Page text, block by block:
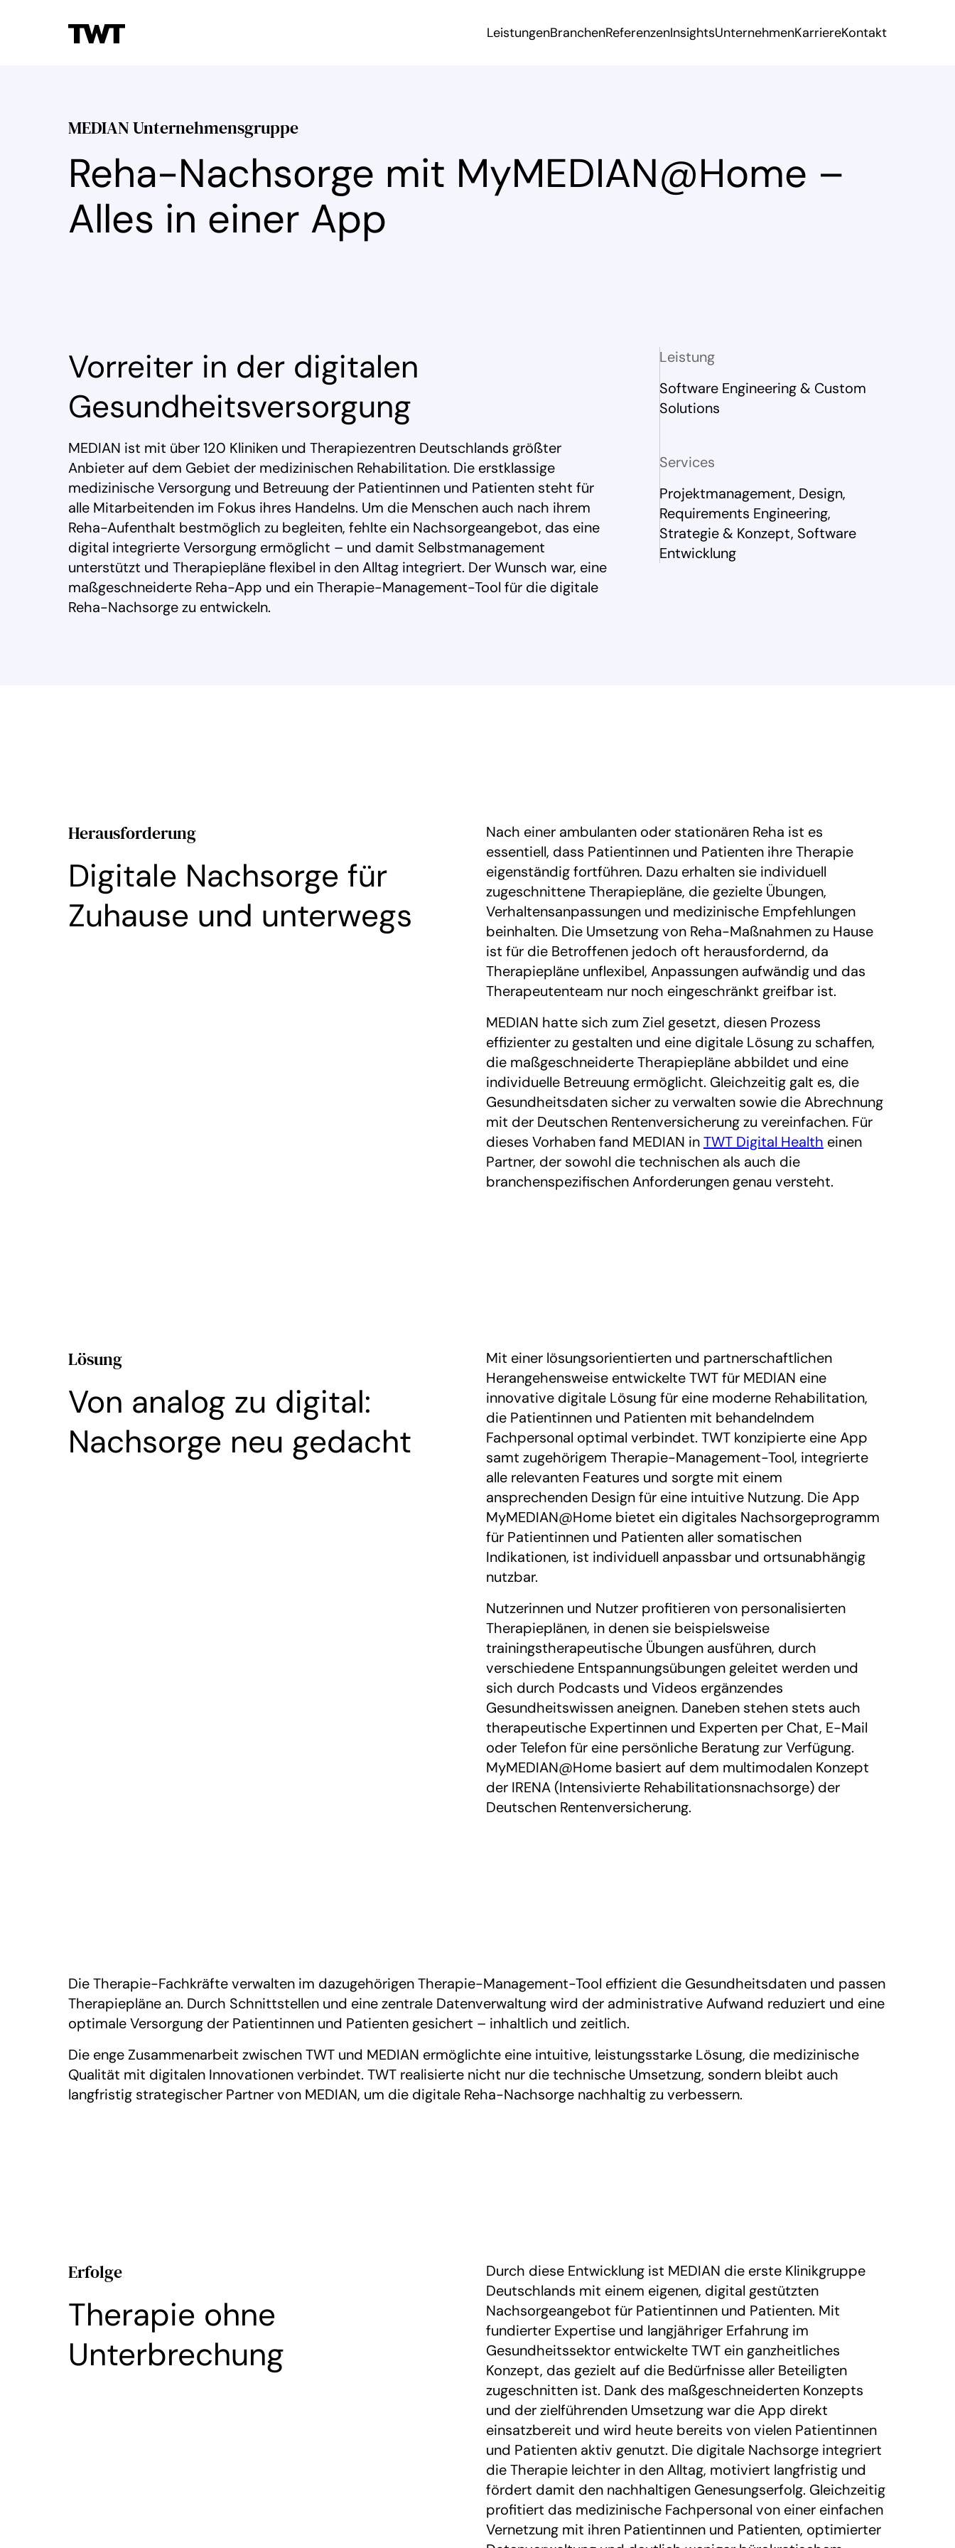
LeistungenBranchenReferenzenInsightsUnternehmenKarriereKontakt
MEDIAN Unternehmensgruppe
Reha-Nachsorge mit MyMEDIAN@Home –
Alles in einer App
Vorreiter in der digitalen
Gesundheitsversorgung
MEDIAN ist mit über 120 Kliniken und Therapiezentren Deutschlands größter
Anbieter auf dem Gebiet der medizinischen Rehabilitation. Die erstklassige
medizinische Versorgung und Betreuung der Patientinnen und Patienten steht für
alle Mitarbeitenden im Fokus ihres Handelns. Um die Menschen auch nach ihrem
Reha-Aufenthalt bestmöglich zu begleiten, fehlte ein Nachsorgeangebot, das eine
digital integrierte Versorgung ermöglicht – und damit Selbstmanagement
unterstützt und Therapiepläne flexibel in den Alltag integriert. Der Wunsch war, eine
maßgeschneiderte Reha-App und ein Therapie-Management-Tool für die digitale
Reha-Nachsorge zu entwickeln.
Leistung
Software Engineering & Custom
Solutions
Services
Projektmanagement, Design,
Requirements Engineering,
Strategie & Konzept, Software
Entwicklung
Herausforderung
Digitale Nachsorge für
Zuhause und unterwegs
Nach einer ambulanten oder stationären Reha ist es
essentiell, dass Patientinnen und Patienten ihre Therapie
eigenständig fortführen. Dazu erhalten sie individuell
zugeschnittene Therapiepläne, die gezielte Übungen,
Verhaltensanpassungen und medizinische Empfehlungen
beinhalten. Die Umsetzung von Reha-Maßnahmen zu Hause
ist für die Betroffenen jedoch oft herausfordernd, da
Therapiepläne unflexibel, Anpassungen aufwändig und das
Therapeutenteam nur noch eingeschränkt greifbar ist.
MEDIAN hatte sich zum Ziel gesetzt, diesen Prozess
effizienter zu gestalten und eine digitale Lösung zu schaffen,
die maßgeschneiderte Therapiepläne abbildet und eine
individuelle Betreuung ermöglicht. Gleichzeitig galt es, die
Gesundheitsdaten sicher zu verwalten sowie die Abrechnung
mit der Deutschen Rentenversicherung zu vereinfachen. Für
dieses Vorhaben fand MEDIAN inTWT Digital Health einen
Partner, der sowohl die technischen als auch die
branchenspezifischen Anforderungen genau versteht.
Lösung
Von analog zu digital:
Nachsorge neu gedacht
Mit einer lösungsorientierten und partnerschaftlichen
Herangehensweise entwickelte TWT für MEDIAN eine
innovative digitale Lösung für eine moderne Rehabilitation,
die Patientinnen und Patienten mit behandelndem
Fachpersonal optimal verbindet. TWT konzipierte eine App
samt zugehörigem Therapie-Management-Tool, integrierte
alle relevanten Features und sorgte mit einem
ansprechenden Design für eine intuitive Nutzung. Die App
MyMEDIAN@Home bietet ein digitales Nachsorgeprogramm
für Patientinnen und Patienten aller somatischen
Indikationen, ist individuell anpassbar und ortsunabhängig
nutzbar.
Nutzerinnen und Nutzer profitieren von personalisierten
Therapieplänen, in denen sie beispielsweise
trainingstherapeutische Übungen ausführen, durch
verschiedene Entspannungsübungen geleitet werden und
sich durch Podcasts und Videos ergänzendes
Gesundheitswissen aneignen. Daneben stehen stets auch
therapeutische Expertinnen und Experten per Chat, E-Mail
oder Telefon für eine persönliche Beratung zur Verfügung.
MyMEDIAN@Home basiert auf dem multimodalen Konzept
der IRENA (Intensivierte Rehabilitationsnachsorge) der
Deutschen Rentenversicherung.
Die Therapie-Fachkräfte verwalten im dazugehörigen Therapie-Management-Tool effizient die Gesundheitsdaten und passen
Therapiepläne an. Durch Schnittstellen und eine zentrale Datenverwaltung wird der administrative Aufwand reduziert und eine
optimale Versorgung der Patientinnen und Patienten gesichert – inhaltlich und zeitlich.
Die enge Zusammenarbeit zwischen TWT und MEDIAN ermöglichte eine intuitive, leistungsstarke Lösung, die medizinische
Qualität mit digitalen Innovationen verbindet. TWT realisierte nicht nur die technische Umsetzung, sondern bleibt auch
langfristig strategischer Partner von MEDIAN, um die digitale Reha-Nachsorge nachhaltig zu verbessern.
Erfolge
Therapie ohne
Unterbrechung
Durch diese Entwicklung ist MEDIAN die erste Klinikgruppe
Deutschlands mit einem eigenen, digital gestützten
Nachsorgeangebot für Patientinnen und Patienten. Mit
fundierter Expertise und langjähriger Erfahrung im
Gesundheitssektor entwickelte TWT ein ganzheitliches
Konzept, das gezielt auf die Bedürfnisse aller Beteiligten
zugeschnitten ist. Dank des maßgeschneiderten Konzepts
und der zielführenden Umsetzung war die App direkt
einsatzbereit und wird heute bereits von vielen Patientinnen
und Patienten aktiv genutzt. Die digitale Nachsorge integriert
die Therapie leichter in den Alltag, motiviert langfristig und
fördert damit den nachhaltigen Genesungserfolg. Gleichzeitig
profitiert das medizinische Fachpersonal von einer einfachen
Vernetzung mit ihren Patientinnen und Patienten, optimierter